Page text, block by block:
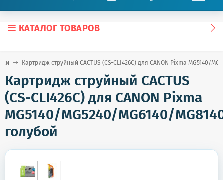
КАТАЛОГ ТОВАРОВ
Картридж струйный CACTUS (CS-CLI426C) для CANON Pixma MG5140/
Картридж струйный CACTUS
(CS-CLI426C) для CANON Pixma
MG5140/MG5240/MG6140/
голубой